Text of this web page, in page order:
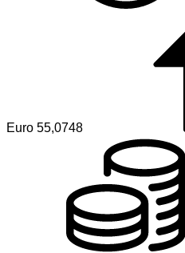
Euro 55,0748